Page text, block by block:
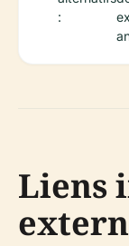
:
Liens